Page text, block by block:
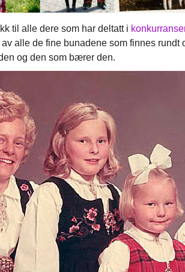
til alle dere som har deltatt i
alle de fine bunadene som finnes
og den som bærer den.